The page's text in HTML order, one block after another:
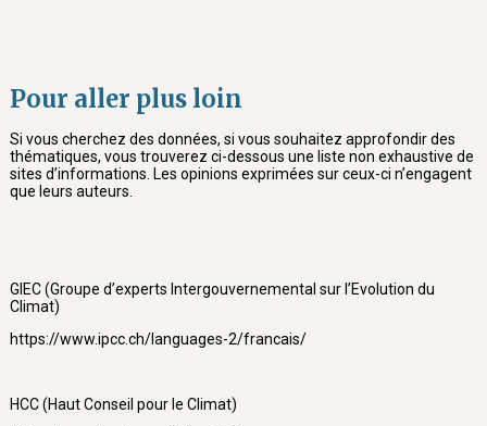
Pour aller plus loin
Si vous cherchez des données, si vous souhaitez approfondir des
thématiques, vous trouverez ci-dessous une liste non exhaustive de
sites d’informations. Les opinions exprimées sur ceux-ci n’engagent
que leurs auteurs.
GIEC (Groupe d’experts Intergouvernemental sur l’Evolution du
Climat)
https://www.ipcc.ch/languages-2/francais/
HCC (Haut Conseil pour le Climat)